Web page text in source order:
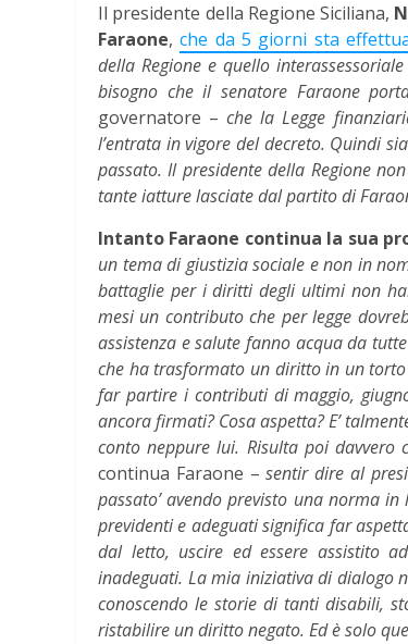
Il presidente della Regione Siciliana,
Faraone,che da 5 giorni sta
della Regione e quello
bisogno che il senatore Faraone
governatore –che la Legge
l’entrata in vigore del decreto. Quindi
passato. Il presidente della Regione
tante iatture lasciate dal partito di
Intanto Faraone continua la sua
un tema di giustizia sociale e non in
battaglie per i diritti degli ultimi non
mesi un contributo che per legge
assistenza e salute fanno acqua da
che ha trasformato un diritto in un torto
far partire i contributi di maggio,
ancora firmati? Cosa aspetta? E’
conto neppure lui. Risulta poi
continua Faraone –sentir dire al
passato’ avendo previsto una norma in
previdenti e adeguati significa far
dal letto, uscire ed essere assistito
inadeguati. La mia iniziativa di dialogo
conoscendo le storie di tanti disabili,
ristabilire un diritto negato. Ed è solo